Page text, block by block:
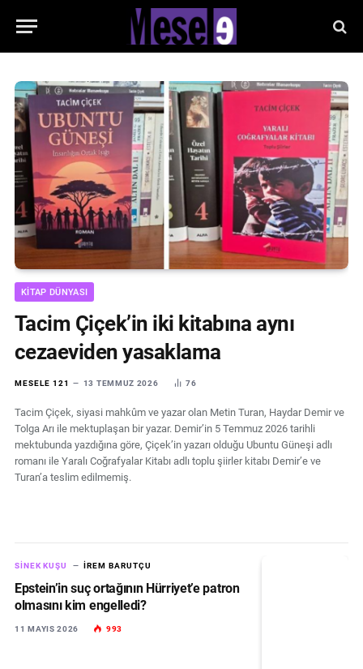
KITAP DÜNYASI
Tacim Çiçek’in iki kitabına aynı
cezaeviden yasaklama
MESELE 121 13 TEMMUZ 2026 76
Tacim Çiçek, siyasi mahkûm ve yazar olan Metin Turan, Haydar Demir ve
Tolga Arı ile mektuplaşan bir yazar. Demir’in 5 Temmuz 2026 tarihli
mektubunda yazdığına göre, Çiçek’in yazarı olduğu Ubuntu Güneşi adlı
romanı ile Yaralı Coğrafyalar Kitabı adlı toplu şiirler kitabı Demir’e ve
Turan’a teslim edilmemiş.
SINEK KUŞU İREM BARUTÇU
Epstein’in suç ortağının Hürriyet’e patron
olmasını kim engelledi?
11 MAYIS 2026 993